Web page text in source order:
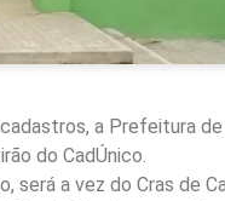
a Prefeitura de
do CadÚnico.
será a vez do Cras de